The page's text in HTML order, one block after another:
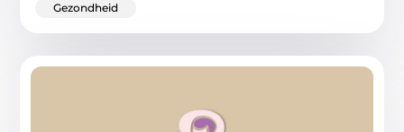
Gezondheid